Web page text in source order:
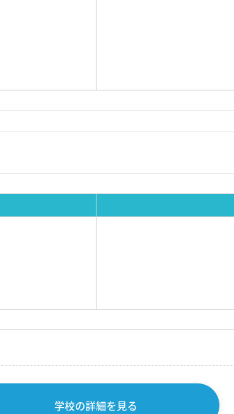
学校の詳細を見る